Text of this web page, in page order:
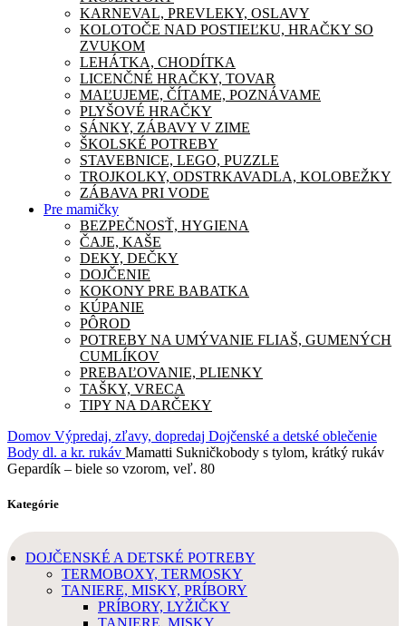
KARNEVAL, PREVLEKY, OSLAVY
KOLOTOČE NAD POSTIEĽKU, HRAČKY SO
ZVUKOM
LEHÁTKA, CHODÍTKA
LICENČNÉ HRAČKY, TOVAR
MAĽUJEME, ČÍTAME, POZNÁVAME
PLYŠOVÉ HRAČKY
SÁNKY, ZÁBAVY V ZIME
ŠKOLSKÉ POTREBY
STAVEBNICE, LEGO, PUZZLE
TROJKOLKY, ODSTRKAVADLA, KOLOBEŽKY
ZÁBAVA PRI VODE
Pre mamičky
BEZPEČNOSŤ, HYGIENA
ČAJE, KAŠE
DEKY, DEČKY
DOJČENIE
KOKONY PRE BABATKA
KÚPANIE
PÔROD
POTREBY NA UMÝVANIE FLIAŠ, GUMENÝCH
CUMLÍKOV
PREBAĽOVANIE, PLIENKY
TAŠKY, VRECA
TIPY NA DARČEKY
Domov Výpredaj, zľavy, dopredaj Dojčenské a detské oblečenie
Body dl. a kr. rukáv Mamatti Sukničkobody s tylom, krátký rukáv
Gepardík – biele so vzorom, veľ. 80
Kategórie
DOJČENSKÉ A DETSKÉ POTREBY
TERMOBOXY, TERMOSKY
TANIERE, MISKY, PRÍBORY
PRÍBORY, LYŽIČKY